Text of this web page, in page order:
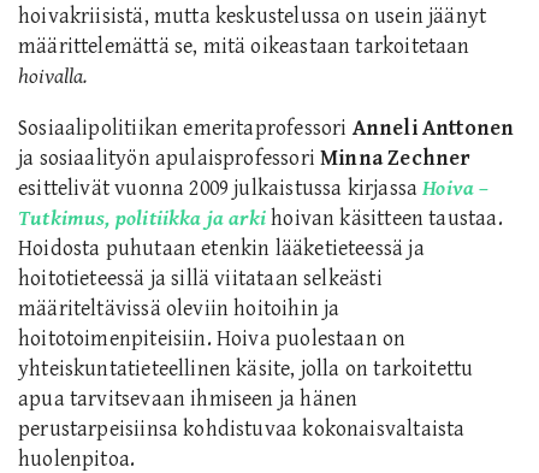
hoivakriisistä, mutta keskustelussa on usein jäänyt
määrittelemättä se, mitä oikeastaan tarkoitetaan
hoivalla.
Sosiaalipolitiikan emeritaprofessori Anneli Anttonen
ja sosiaalityön apulaisprofessoriMinna Zechner
esittelivät vuonna 2009 julkaistussa kirjassaHoiva –
Tutkimus, politiikka ja arkihoivan käsitteen taustaa.
Hoidosta puhutaan etenkin lääketieteessä ja
hoitotieteessä ja sillä viitataan selkeästi
määriteltävissä oleviin hoitoihin ja
hoitotoimenpiteisiin. Hoiva puolestaan on
yhteiskuntatieteellinen käsite, jolla on tarkoitettu
apua tarvitsevaan ihmiseen ja hänen
perustarpeisiinsa kohdistuvaa kokonaisvaltaista
huolenpitoa.